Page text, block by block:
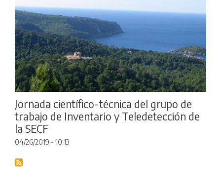
Jornada científico-técnica del grupo de
trabajo de Inventario y Teledetección de
la SECF
04/26/2019 - 10:13